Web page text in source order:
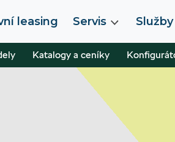
leasing Servis Služby
Katalogy a ceníky